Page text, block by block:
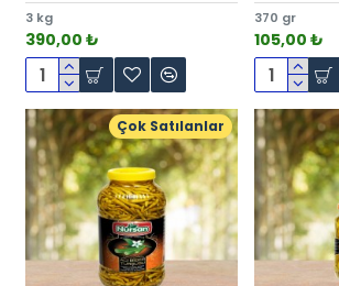
3 kg
390,00 ₺
370 gr
105,00 ₺
Çok Satılanlar